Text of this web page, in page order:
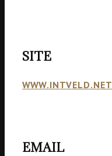
SITE
WWW.INTVELD.NET
EMAIL